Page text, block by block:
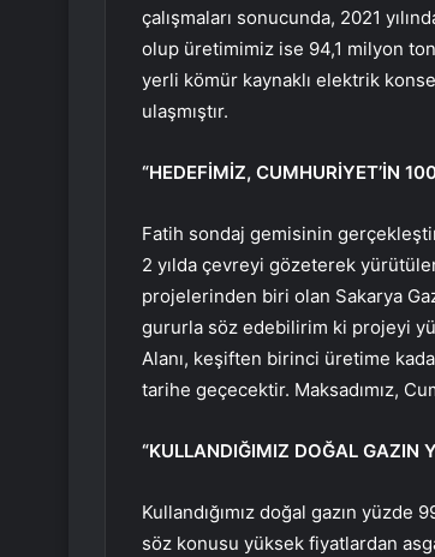
çalışmaları sonucunda, 2021
olup üretimimiz ise 94,1 milyon
yerli kömür kaynaklı elektrik
ulaşmıştır.
“HEDEFİMİZ, CUMHURİYET’İN
Fatih sondaj gemisinin
2 yılda çevreyi gözeterek
projelerinden biri olan Sakarya
gururla söz edebilirim ki projeyi
Alanı, keşiften birinci üretime
tarihe geçecektir. Maksadımız,
“KULLANDIĞIMIZ DOĞAL GAZIN
Kullandığımız doğal gazın yüzde
söz konusu yüksek fiyatlardan